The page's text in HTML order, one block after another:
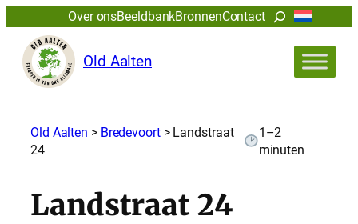
Over onsBeeldbankBronnenContactZoeken
Old Aalten
Old Aalten > Bredevoort> Landstraat
24
1–2
minuten
Landstraat 24